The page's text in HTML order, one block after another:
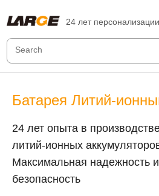
24 лет
Батарея Литий-
24 лет опыта в
литий-ионных
Максимальная надежность
безопасность